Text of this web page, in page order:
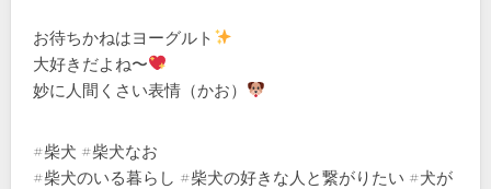
お待ちかねはヨーグルト
大好きだよね〜
妙に人間くさい表情（かお）
#柴犬 #柴犬なお
#柴犬のいる暮らし #柴犬の好きな人と繋がりたい #犬が